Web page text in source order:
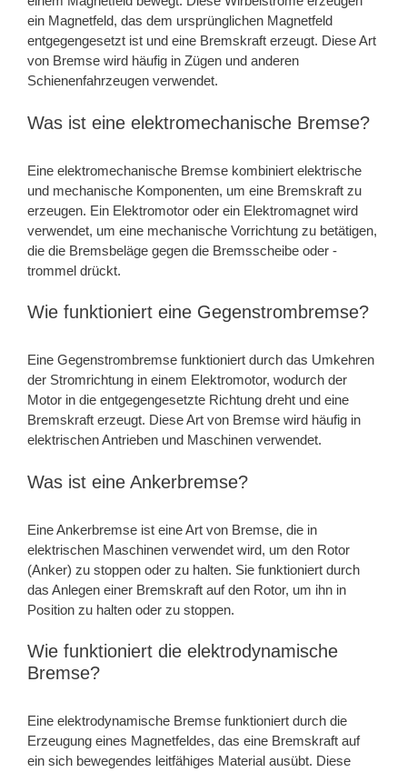
ein Magnetfeld, das dem ursprünglichen Magnetfeld
entgegengesetzt ist und eine Bremskraft erzeugt. Diese Art
von Bremse wird häufig in Zügen und anderen
Schienenfahrzeugen verwendet.
Was ist eine elektromechanische Bremse?
Eine elektromechanische Bremse kombiniert elektrische
und mechanische Komponenten, um eine Bremskraft zu
erzeugen. Ein Elektromotor oder ein Elektromagnet wird
verwendet, um eine mechanische Vorrichtung zu betätigen,
die die Bremsbeläge gegen die Bremsscheibe oder -
trommel drückt.
Wie funktioniert eine Gegenstrombremse?
Eine Gegenstrombremse funktioniert durch das Umkehren
der Stromrichtung in einem Elektromotor, wodurch der
Motor in die entgegengesetzte Richtung dreht und eine
Bremskraft erzeugt. Diese Art von Bremse wird häufig in
elektrischen Antrieben und Maschinen verwendet.
Was ist eine Ankerbremse?
Eine Ankerbremse ist eine Art von Bremse, die in
elektrischen Maschinen verwendet wird, um den Rotor
(Anker) zu stoppen oder zu halten. Sie funktioniert durch
das Anlegen einer Bremskraft auf den Rotor, um ihn in
Position zu halten oder zu stoppen.
Wie funktioniert die elektrodynamische
Bremse?
Eine elektrodynamische Bremse funktioniert durch die
Erzeugung eines Magnetfeldes, das eine Bremskraft auf
ein sich bewegendes leitfähiges Material ausübt. Diese